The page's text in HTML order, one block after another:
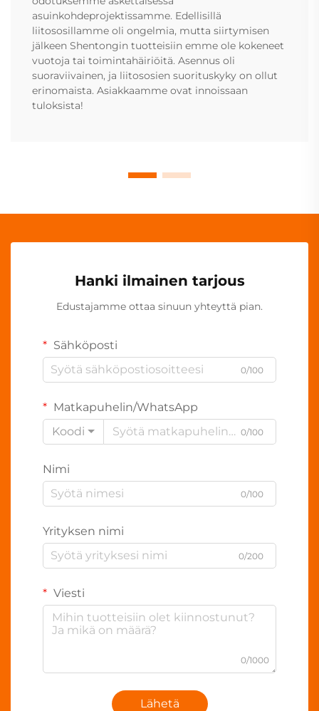
asuinkohdeprojektissamme. Edellisillä
liitososillamme oli ongelmia, mutta siirtymisen
jälkeen Shentongin tuotteisiin emme ole kokeneet
vuotoja tai toimintahäiriöitä. Asennus oli
suoraviivainen, ja liitososien suorituskyky on ollut
erinomaista. Asiakkaamme ovat innoissaan
tuloksista!
Hanki ilmainen tarjous
Edustajamme ottaa sinuun yhteyttä pian.
Sähköposti
0/100
Matkapuhelin/WhatsApp
Koodi
0/100
Nimi
0/100
Yrityksen nimi
0/200
Viesti
0/1000
Lähetä